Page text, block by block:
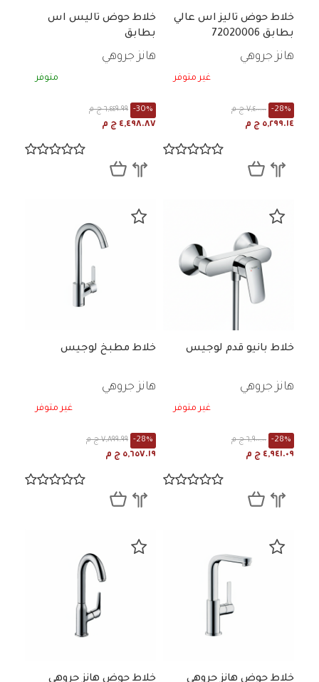
خلاط حوض تاليز اس عالي
بطابق 72020006
هانز جروهي
غير متوفر
٧,٤٠٠.٠٠ ج م -28%
٥,٢٩٩.١٤ ج م
خلاط حوض تاليس اس
بطابق
هانز جروهي
متوفر
٦,٤٤٩.٩٩ ج م -30%
٤,٤٩٨.٨٧ ج م
خلاط بانيو قدم لوجيس
هانز جروهي
غير متوفر
٦,٩٠٠.٠٠ ج م -28%
٤,٩٤١.٠٩ ج م
خلاط مطبخ لوجيس
هانز جروهي
غير متوفر
٧,٨٩٩.٩٩ ج م -28%
٥,٦٥٧.١٩ ج م
خلاط حوض هانز جروهي خلاط حوض هانز جروهي